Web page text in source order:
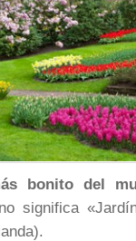
bonito del
significa